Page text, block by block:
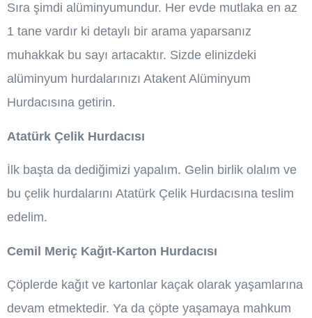
Sıra şimdi alüminyumundur. Her evde mutlaka en az
1 tane vardır ki detaylı bir arama yaparsanız
muhakkak bu sayı artacaktır. Sizde elinizdeki
alüminyum hurdalarınızı Atakent Alüminyum
Hurdacısına getirin.
Atatürk Çelik Hurdacısı
İlk başta da dediğimizi yapalım. Gelin birlik olalım ve
bu çelik hurdalarını Atatürk Çelik Hurdacısına teslim
edelim.
Cemil Meriç Kağıt-Karton Hurdacısı
Çöplerde kağıt ve kartonlar kaçak olarak yaşamlarına
devam etmektedir. Ya da çöpte yaşamaya mahkum